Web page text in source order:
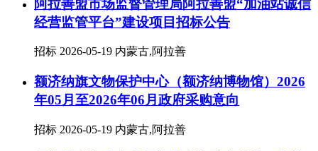
阿拉善盟市场监督管理局阿拉善盟“加油站诚信
经营监管平台”建设项目招标公告
招标 2026-05-19 内蒙古,阿拉善
额济纳旗文物保护中心（额济纳博物馆）2026
年05月至2026年06月政府采购意向
招标 2026-05-19 内蒙古,阿拉善